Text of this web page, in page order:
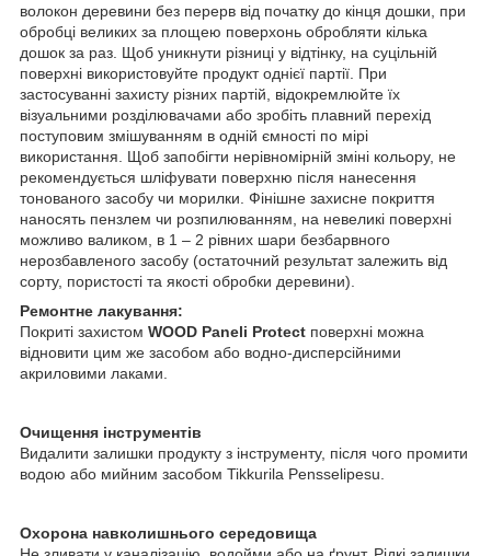
волокон деревини без перерв від початку до кінця дошки, при
обробці великих за площею поверхонь обробляти кілька
дошок за раз. Щоб уникнути різниці у відтінку, на суцільній
поверхні використовуйте продукт однієї партії. При
застосуванні захисту різних партій, відокремлюйте їх
візуальними розділювачами або зробіть плавний перехід
поступовим змішуванням в одній ємності по мірі
використання. Щоб запобігти нерівномірній зміні кольору, не
рекомендується шліфувати поверхню після нанесення
тонованого засобу чи морилки. Фінішне захисне покриття
наносять пензлем чи розпилюванням, на невеликі поверхні
можливо валиком, в 1 – 2 рівних шари безбарвного
нерозбавленого засобу (остаточний результат залежить від
сорту, пористості та якості обробки деревини).
Ремонтне лакування:
Покриті захистом WOOD Paneli Protect поверхні можна
відновити цим же засобом або водно-дисперсійними
акриловими лаками.
Очищення інструментів
Видалити залишки продукту з інструменту, після чого промити
водою або мийним засобом Tikkurila Pensselipesu.
Охорона навколишнього середовища